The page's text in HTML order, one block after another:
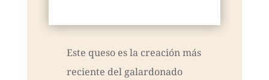
Este queso es la creación más
reciente del galardonado